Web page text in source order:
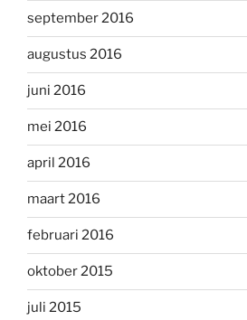
september 2016
augustus 2016
juni 2016
mei 2016
april 2016
maart 2016
februari 2016
oktober 2015
juli 2015